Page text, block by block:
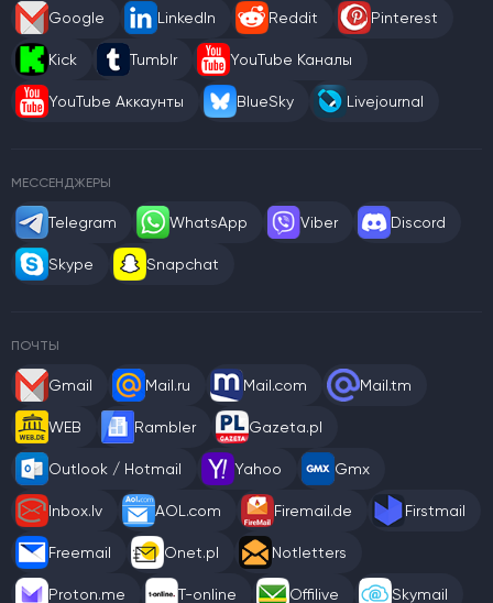
Google LinkedIn Reddit Pinterest
Kick Tumblr YouTube Каналы
YouTube Аккаунты BlueSky Livejournal
МЕССЕНДЖЕРЫ
Telegram WhatsApp Viber Discord
Skype Snapchat
ПОЧТЫ
Gmail Mail.ru Mail.com Mail.tm
WEB Rambler Gazeta.pl
Outlook / Hotmail Yahoo Gmx
Inbox.lv AOL.com Firemail.de Firstmail
Freemail Onet.pl Notletters
Proton.me T-online Offilive Skymail